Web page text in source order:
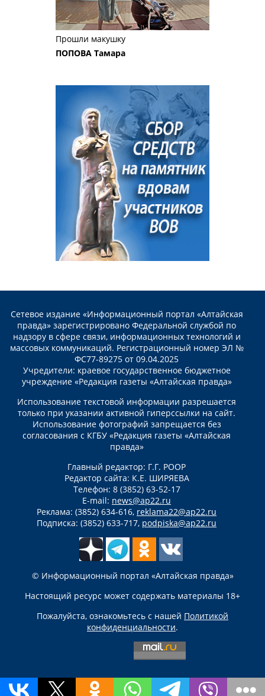
Прошли макушку
ПОПОВА Тамара
Сетевое издание «Информационный портал «Алтайская
правда» зарегистрировано Федеральной службой по
надзору в сфере связи, информационных технологий и
массовых коммуникаций. Регистрационный номер ЭЛ №
ФС77-89275 от 09.04.2025
Учредители: краевое государственное бюджетное
учреждение «Редакция газеты «Алтайская правда»
Использование текстовой информации разрешается
только при указании активной гиперссылки на сайт.
Использование фотографий запрещается без
согласования с КГБУ «Редакция газеты «Алтайская
правда»
Главный редактор: Г.Г. РООР
Редактор сайта: К.Е. ШИРЯЕВА
Телефон: 8 (3852) 63-52-17
E-mail: news@ap22.ru
Реклама: (3852) 634-616, reklama22@ap22.ru
Подписка: (3852) 633-717, podpiska@ap22.ru
© Информационный портал «Алтайская правда»
Настоящий ресурс может содержать материалы 18+
Пожалуйста, ознакомьтесь с нашей Политикой
конфиденциальности.